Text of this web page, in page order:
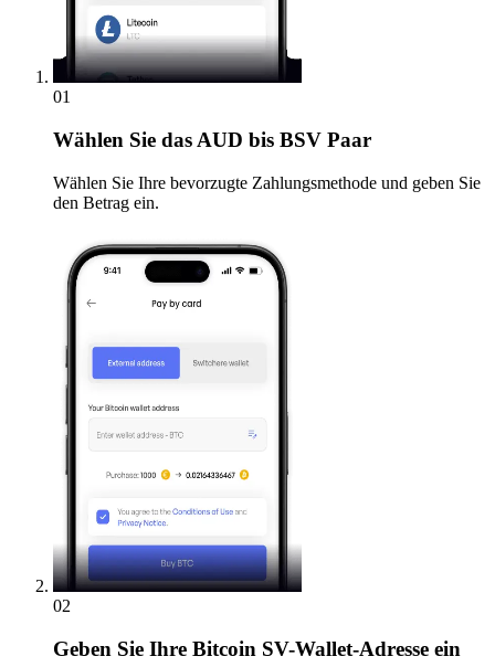
01
Wählen Sie das AUD bis BSV Paar
Wählen Sie Ihre bevorzugte Zahlungsmethode und geben Sie
den Betrag ein.
02
Geben Sie Ihre Bitcoin SV-Wallet-Adresse ein